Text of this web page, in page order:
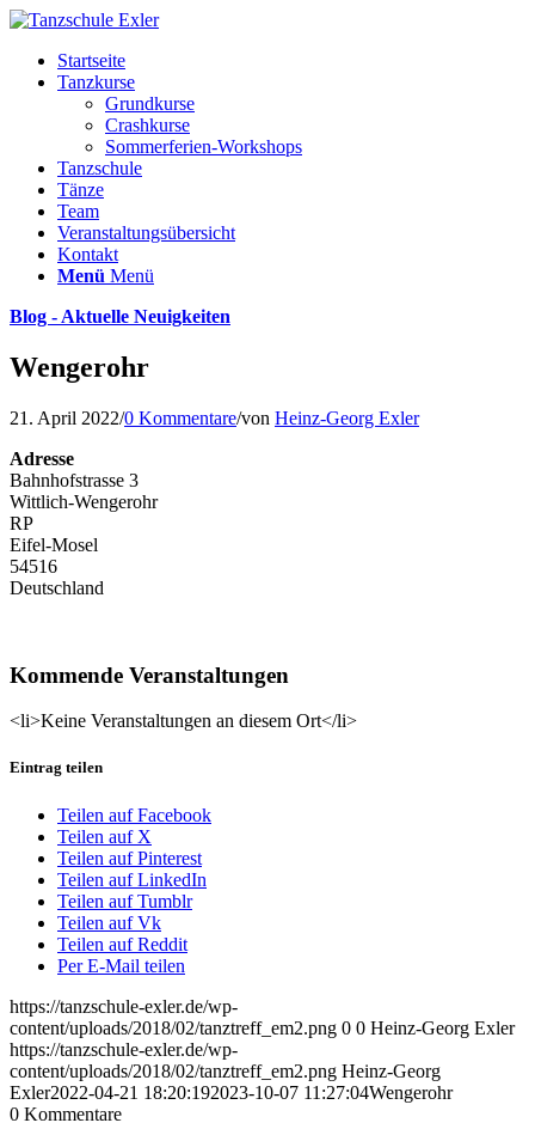
Startseite
Tanzkurse
Grundkurse
Crashkurse
Sommerferien-Workshops
Tanzschule
Tänze
Team
Veranstaltungsübersicht
Kontakt
Menü Menü
Blog - Aktuelle Neuigkeiten
Wengerohr
21. April 2022/0 Kommentare/von Heinz-Georg Exler
Adresse
Bahnhofstrasse 3
Wittlich-Wengerohr
RP
Eifel-Mosel
54516
Deutschland
Kommende Veranstaltungen
<li>Keine Veranstaltungen an diesem Ort</li>
Eintrag teilen
Teilen auf Facebook
Teilen auf X
Teilen auf Pinterest
Teilen auf LinkedIn
Teilen auf Tumblr
Teilen auf Vk
Teilen auf Reddit
Per E-Mail teilen
https://tanzschule-exler.de/wp-
content/uploads/2018/02/tanztreff_em2.png 0 0 Heinz-Georg Exler
https://tanzschule-exler.de/wp-
content/uploads/2018/02/tanztreff_em2.png Heinz-Georg
Exler2022-04-21 18:20:192023-10-07 11:27:04Wengerohr
0 Kommentare